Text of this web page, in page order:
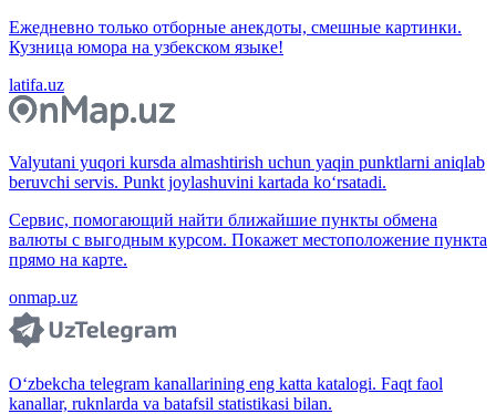
Ежедневно только отборные анекдоты, смешные картинки.
Кузница юмора на узбекском языке!
latifa.uz
Valyutani yuqori kursda almashtirish uchun yaqin punktlarni aniqlab
beruvchi servis. Punkt joylashuvini kartada ko‘rsatadi.
Сервис, помогающий найти ближайшие пункты обмена
валюты с выгодным курсом. Покажет местоположение пункта
прямо на карте.
onmap.uz
O‘zbekcha telegram kanallarining eng katta katalogi. Faqt faol
kanallar, ruknlarda va batafsil statistikasi bilan.